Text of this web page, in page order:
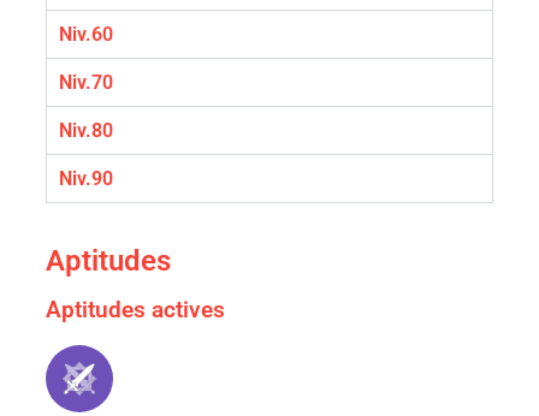
Niv.60
Niv.70
Niv.80
Niv.90
Aptitudes
Aptitudes actives